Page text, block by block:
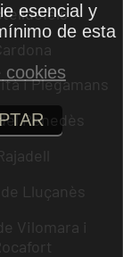
i Plegamans
Penedès
Lluçanès
Vilomara i
esencial y
de esta
cookies